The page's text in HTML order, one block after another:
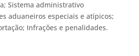
Sistema administrativo
aduaneiros especiais e atípicos;
Infrações e penalidades.